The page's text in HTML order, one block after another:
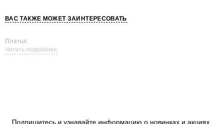
ВАС ТАКЖЕ МОЖЕТ ЗАИНТЕРЕСОВАТЬ
Платья
Читать подробнее
Подпишитесь и узнавайте информацию о новинках и акциях